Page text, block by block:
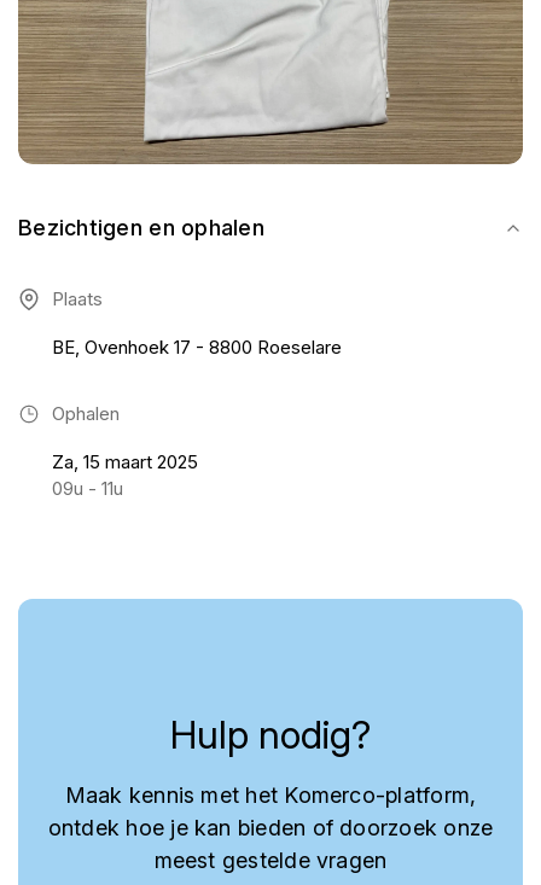
Bezichtigen en ophalen
Plaats
BE, Ovenhoek 17 - 8800 Roeselare
Ophalen
Za, 15 maart 2025
09u - 11u
Hulp nodig?
Maak kennis met het Komerco-platform,
ontdek hoe je kan bieden of doorzoek onze
meest gestelde vragen